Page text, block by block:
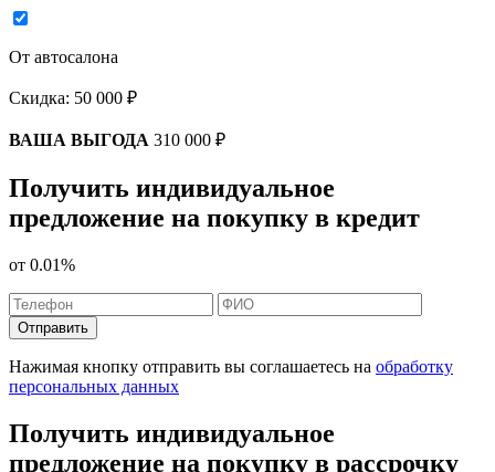
От автосалона
Скидка: 50 000 ₽
ВАША ВЫГОДА 310 000 ₽
Получить индивидуальное
предложение на покупку в кредит
от 0.01%
Отправить
Нажимая кнопку отправить вы соглашаетесь на обработку
персональных данных
Получить индивидуальное
предложение на покупку в рассрочку